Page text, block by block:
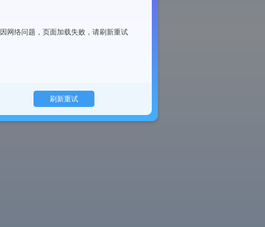
因网络问题，页面加载失败，请刷新重试
刷新重试